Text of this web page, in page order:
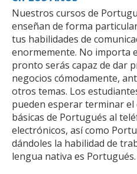
Nuestros cursos de
enseñan de forma
tus habilidades de
enormemente. No importa
pronto serás capaz de dar
negocios cómodamente,
otros temas. Los
pueden esperar terminar el
básicas de Portugués al
electrónicos, así como
dándoles la habilidad de
lengua nativa es Portugués.